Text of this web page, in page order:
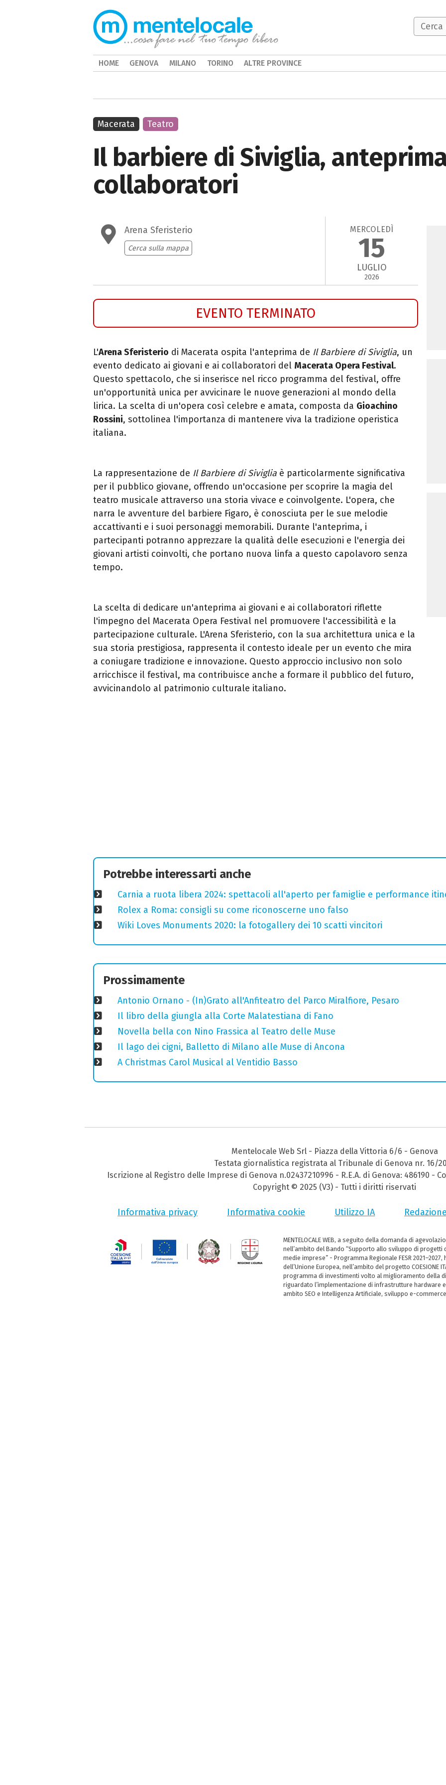
Il barbiere di Siviglia,
collaboratori
Arena Sferisterio
Cerca sulla mappa
MERCOLEDÌ
15
LUGLIO
2026
EVENTO TERMINATO
L'Arena Sferisterio di Macerata ospita l'anteprima de Il Barbiere di Siviglia, un
evento dedicato ai giovani e ai collaboratori del Macerata Opera Festival.
Questo spettacolo, che si inserisce nel ricco programma del festival, offre
un'opportunità unica per avvicinare le nuove generazioni al mondo della
lirica. La scelta di un'opera così celebre e amata, composta da Gioachino
Rossini, sottolinea l'importanza di mantenere viva la tradizione operistica
italiana.
La rappresentazione de Il Barbiere di Siviglia è particolarmente significativa
per il pubblico giovane, offrendo un'occasione per scoprire la magia del
teatro musicale attraverso una storia vivace e coinvolgente. L'opera, che
narra le avventure del barbiere Figaro, è conosciuta per le sue melodie
accattivanti e i suoi personaggi memorabili. Durante l'anteprima, i
partecipanti potranno apprezzare la qualità delle esecuzioni e l'energia dei
giovani artisti coinvolti, che portano nuova linfa a questo capolavoro senza
tempo.
La scelta di dedicare un'anteprima ai giovani e ai collaboratori riflette
l'impegno del Macerata Opera Festival nel promuovere l'accessibilità e la
partecipazione culturale. L'Arena Sferisterio, con la sua architettura unica e la
sua storia prestigiosa, rappresenta il contesto ideale per un evento che mira
a coniugare tradizione e innovazione. Questo approccio inclusivo non solo
arricchisce il festival, ma contribuisce anche a formare il pubblico del futuro,
avvicinandolo al patrimonio culturale italiano.
Macerata Teatro
Potrebbe interessarti anche
Carnia a ruota libera 2024: spettacoli all'aperto per famiglie e performance
Rolex a Roma: consigli su come riconoscerne uno falso
Wiki Loves Monuments 2020: la fotogallery dei 10 scatti vincitori
Prossimamente
Antonio Ornano - (In)Grato all'Anfiteatro del Parco Miralfiore, Pesaro
Il libro della giungla alla Corte Malatestiana di Fano
Novella bella con Nino Frassica al Teatro delle Muse
Il lago dei cigni, Balletto di Milano alle Muse di Ancona
A Christmas Carol Musical al Ventidio Basso
HOME GENOVA MILANO TORINO ALTRE PROVINCE
Mentelocale Web Srl - Piazza della Vittoria 6/6 - Genova
Testata giornalistica registrata al Tribunale di Genova nr. 16/
Iscrizione al Registro delle Imprese di Genova n.02437210996 - R.E.A. di Genova: 486190 -
Copyright © 2025 (V3) - Tutti i diritti riservati
Informativa privacy Informativa cookie Utilizzo IA Redazione
MENTELOCALE WEB, a seguito della domanda di
nell’ambito del Bando “Supporto allo sviluppo di
medie imprese” - Programma Regionale FESR
dell’Unione Europea, nell’ambito del progetto COESIONE
programma di investimenti volto al miglioramento della
riguardato l’implementazione di infrastrutture hardware
ambito SEO e Intelligenza Artificiale, sviluppo e-commerce